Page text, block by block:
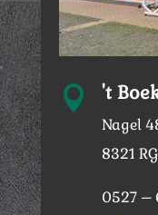
 't
Nagel
8321
0527 –